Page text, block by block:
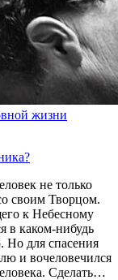
жизни
не только
своим Творцом.
к Небесному
в каком-нибудь
Но для спасения
и вочеловечился
Сделать…